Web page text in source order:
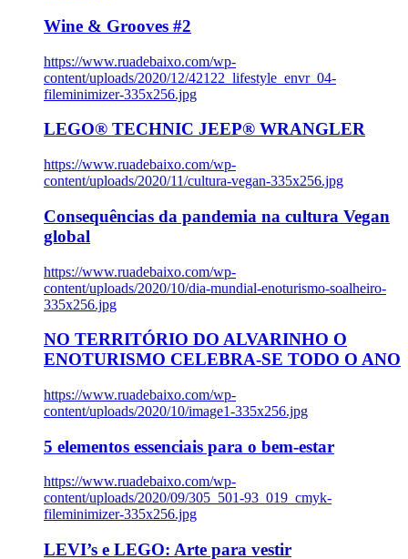
Wine & Grooves #2
https://www.ruadebaixo.com/wp-
content/uploads/2020/12/42122_lifestyle_envr_04-
fileminimizer-335x256.jpg
LEGO® TECHNIC JEEP® WRANGLER
https://www.ruadebaixo.com/wp-
content/uploads/2020/11/cultura-vegan-335x256.jpg
Consequências da pandemia na cultura Vegan
global
https://www.ruadebaixo.com/wp-
content/uploads/2020/10/dia-mundial-enoturismo-soalheiro-
335x256.jpg
NO TERRITÓRIO DO ALVARINHO O
ENOTURISMO CELEBRA-SE TODO O ANO
https://www.ruadebaixo.com/wp-
content/uploads/2020/10/image1-335x256.jpg
5 elementos essenciais para o bem-estar
https://www.ruadebaixo.com/wp-
content/uploads/2020/09/305_501-93_019_cmyk-
fileminimizer-335x256.jpg
LEVI’s e LEGO: Arte para vestir